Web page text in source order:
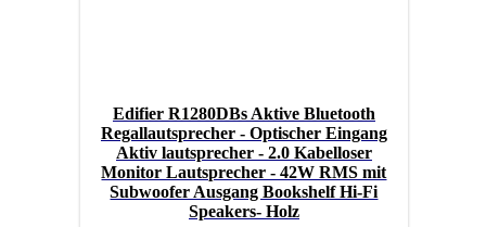
Edifier R1280DBs Aktive Bluetooth
Regallautsprecher - Optischer Eingang
Aktiv lautsprecher - 2.0 Kabelloser
Monitor Lautsprecher - 42W RMS mit
Subwoofer Ausgang Bookshelf Hi-Fi
Speakers- Holz